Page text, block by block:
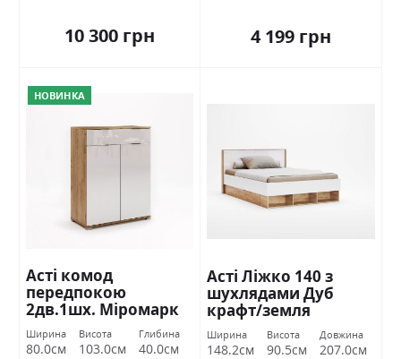
10 300 грн 4 199 грн
НОВИНКА
Асті комод
передпокою
2дв.1шх. Міромарк
Ширина
80.0см
Висота
103.0см
Глибина
40.0см
Асті Ліжко 140 з
шухлядами Дуб
крафт/земля
Міромарк
Ширина
148.2см
Висота
90.5см
Довжина
207.0см